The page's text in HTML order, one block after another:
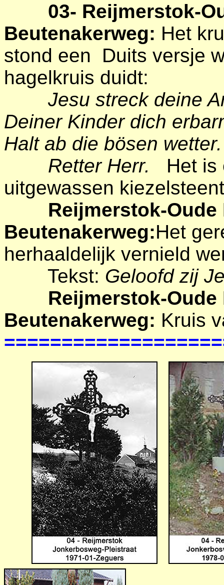
03- Reijmerstok-
Beutenakerweg: Het
stond een Duits versje
hagelkruis duidt:
Jesu streck deine
Deiner Kinder dich
Halt ab die bösen
Retter Herr. Het is
uitgewassen
Reijmerstok-Oude
Beutenakerweg:Het
herhaaldelijk vernield
Tekst: Geloofd zij
Reijmerstok-Oude
Beutenakerweg: Kruis